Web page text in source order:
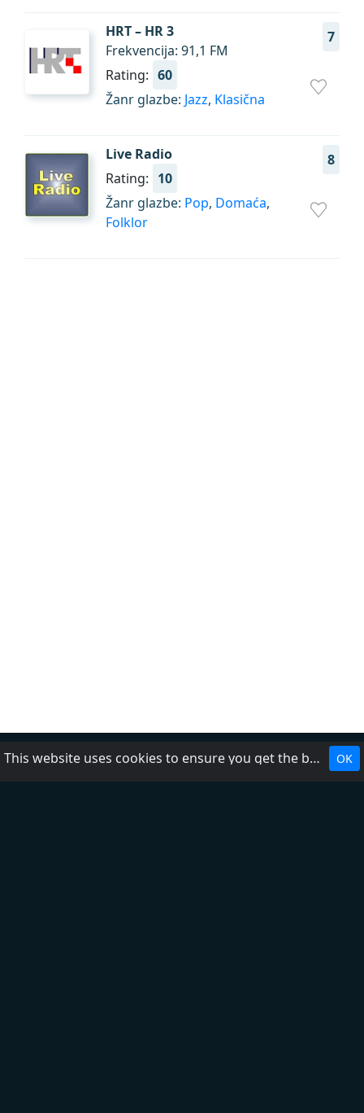
HRT – HR 3 7
Frekvencija: 91,1 FM
Rating: 60
Žanr glazbe: Jazz, Klasična
Live Radio
8
Rating: 10
Žanr glazbe: Pop, Domaća,
Folklor
Top 5
This website uses cookies to ensure you get the best experience on our website. OK